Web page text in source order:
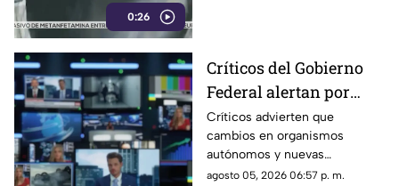
0:26
Críticos del Gobierno
Federal alertan por
presuntos intentos de
controlar la
información
Críticos advierten que
cambios en organismos
autónomos y nuevas
regulaciones podrían afectar la
agosto 05, 2026 06:57 p. m.